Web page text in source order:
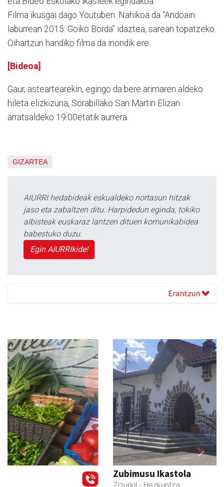
Filma ikusgai dago Youtuben. Nahikoa da “Andoain
laburrean 2015: Goiko Borda” idaztea, sarean topatzeko.
Oihartzun handiko filma da inondik ere.
[Bideoa]
Gaur, asteartearekin, egingo da bere arimaren aldeko
hileta elizkizuna, Sorabillako San Martin Elizan
arratsaldeko 19:00etatik aurrera.
GIZARTEA
AIURRI hedabideak eskualdeko nortasun hitzak
jaso eta zabaltzen ditu. Harpidedun eginda, tokiko
albisteak euskaraz lantzen dituen komunikabidea
babestuko duzu.
Egin AIURRIkide!
Erantzun
Zubimusu Ikastola
Previous Next